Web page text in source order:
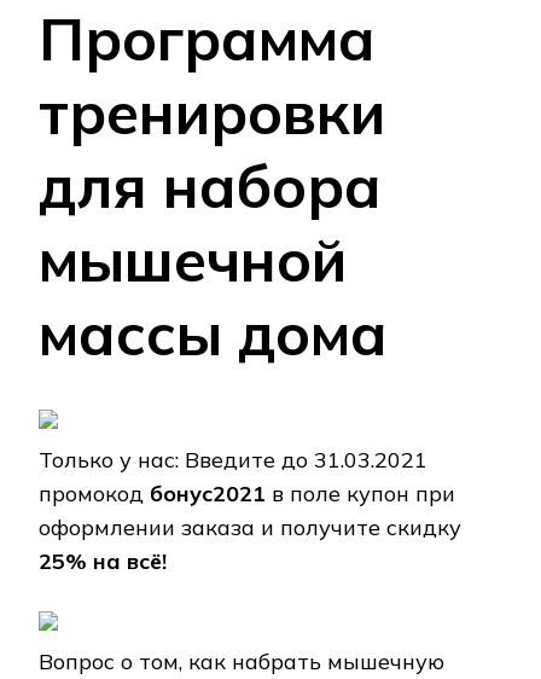
Программа
тренировки
для набора
мышечной
массы дома
Только у нас: Введите до 31.03.2021
промокод бонус2021 в поле купон при
оформлении заказа и получите скидку
25% на всё!
Вопрос о том, как набрать мышечную